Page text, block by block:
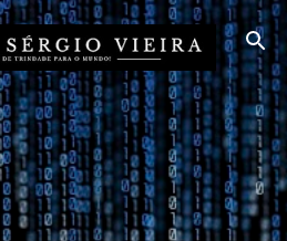
o conteúdo principal